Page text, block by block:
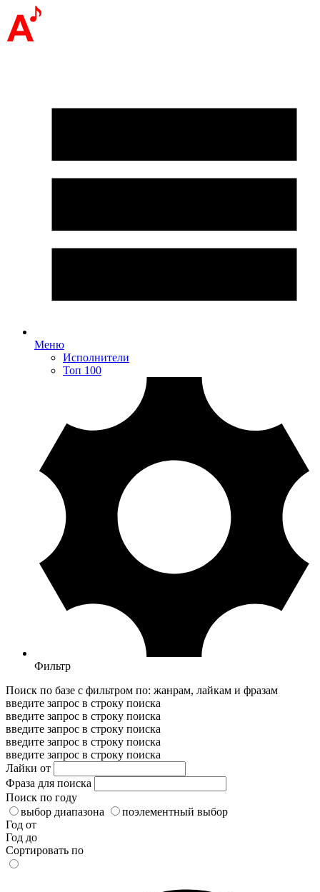
Меню
Исполнители
Топ 100
Фильтр
Поиск по базе с фильтром по: жанрам, лайкам и фразам
введите запрос в строку поиска
введите запрос в строку поиска
введите запрос в строку поиска
введите запрос в строку поиска
введите запрос в строку поиска
Лайки от
Фраза для поиска
Поиск по году
выбор диапазона
поэлементный выбор
Год от
Год до
Сортировать по